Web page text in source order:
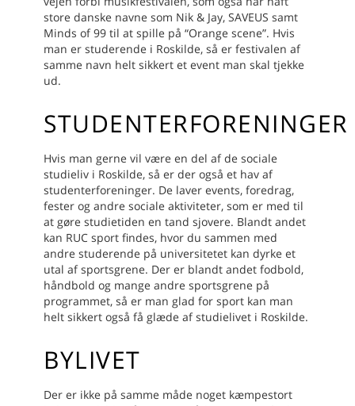
store danske navne som Nik & Jay, SAVEUS samt
Minds of 99 til at spille på “Orange scene”. Hvis
man er studerende i Roskilde, så er festivalen af
samme navn helt sikkert et event man skal tjekke
ud.
STUDENTERFORENINGER
Hvis man gerne vil være en del af de sociale
studieliv i Roskilde, så er der også et hav af
studenterforeninger. De laver events, foredrag,
fester og andre sociale aktiviteter, som er med til
at gøre studietiden en tand sjovere. Blandt andet
kan RUC sport findes, hvor du sammen med
andre studerende på universitetet kan dyrke et
utal af sportsgrene. Der er blandt andet fodbold,
håndbold og mange andre sportsgrene på
programmet, så er man glad for sport kan man
helt sikkert også få glæde af studielivet i Roskilde.
BYLIVET
Der er ikke på samme måde noget kæmpestort